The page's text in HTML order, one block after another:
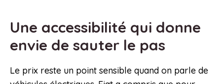
Une accessibilité qui donne
envie de sauter le pas
Le prix reste un point sensible quand on parle de